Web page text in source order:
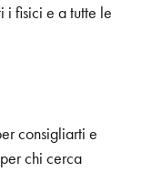
i fisici e a tutte le
consigliarti e
chi cerca